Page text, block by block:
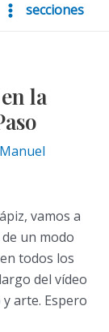
Main
secciones
la
vamos a
un modo
todos los
del vídeo
arte. Espero